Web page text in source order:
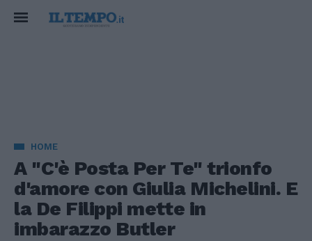
HOME
A "C'è Posta Per Te" trionfo
d'amore con Giulia Michelini. E
la De Filippi mette in
imbarazzo Butler